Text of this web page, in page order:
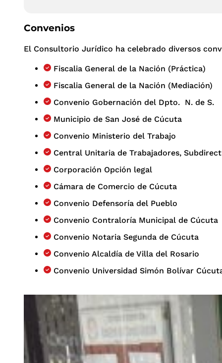
Convenios
El Consultorio Jurídico ha celebrado diversos
Fiscalia General de la Nación (Práctica)
Fiscalia General de la Nación (Mediación)
Convenio Gobernación del Dpto. N. de S.
Municipio de San José de Cúcuta
Convenio Ministerio del Trabajo
Central Unitaria de Trabajadores,
Corporación Opción legal
Cámara de Comercio de Cúcuta
Convenio Defensoría del Pueblo
Convenio Contraloría Municipal de Cúcuta
Convenio Notaria Segunda de Cúcuta
Convenio Alcaldía de Villa del Rosario
Convenio Universidad Simón Bolívar